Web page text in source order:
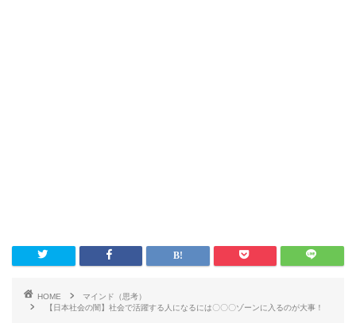
HOME
マインド（思考）
【日本社会の闇】社会で活躍する人になるには〇〇〇ゾーンに入るのが大事！